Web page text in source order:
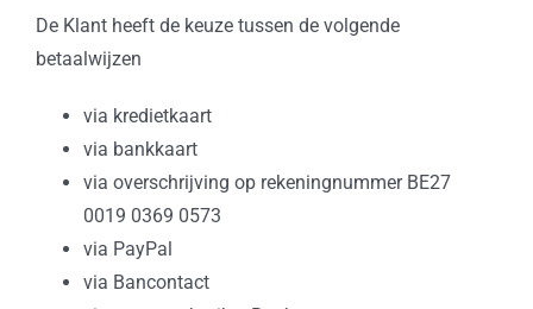
De Klant heeft de keuze tussen de volgende
betaalwijzen
via kredietkaart
via bankkaart
via overschrijving op rekeningnummer BE27
0019 0369 0573
via PayPal
via Bancontact